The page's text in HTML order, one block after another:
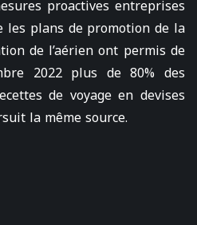
proactives entreprises
plans de promotion de la
de l’aérien ont permis de
2022 plus de 80% des
de voyage en devises
la même source.